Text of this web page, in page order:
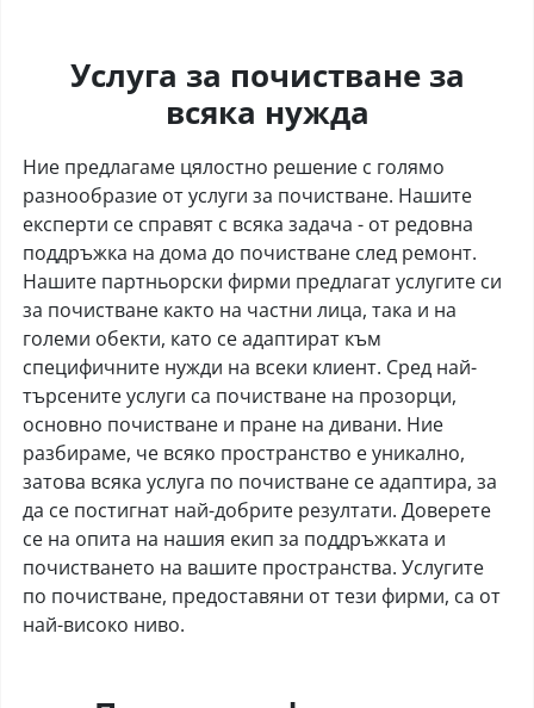
Услуга за почистване за
всяка нужда
Ние предлагаме цялостно решение с голямо
разнообразие от услуги за почистване. Нашите
експерти се справят с всяка задача - от редовна
поддръжка на дома до почистване след ремонт.
Нашите партньорски фирми предлагат услугите си
за почистване както на частни лица, така и на
големи обекти, като се адаптират към
специфичните нужди на всеки клиент. Сред най-
търсените услуги са почистване на прозорци,
основно почистване и пране на дивани. Ние
разбираме, че всяко пространство е уникално,
затова всяка услуга по почистване се адаптира, за
да се постигнат най-добрите резултати. Доверете
се на опита на нашия екип за поддръжката и
почистването на вашите пространства. Услугите
по почистване, предоставяни от тези фирми, са от
най-високо ниво.